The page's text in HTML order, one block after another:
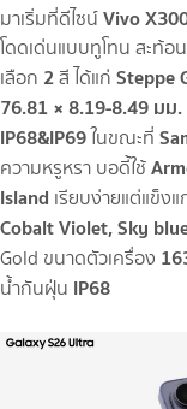
มาเริ่มที่ดีไซน์Vivo
โดดเด่นแบบทูโทน สะท้
เลือก 2สี ได้แก่ Steppe
76.81 × 8.19-8.49 มม.
IP68&IP69ในขณะที่
ความหรูหรา บอดี้ใช้
Island เรียบง่ายแต่แข็ง
Cobalt Violet, Sky
Gold ขนาดตัวเครื่อง
น้ำกันฝุ่น IP68